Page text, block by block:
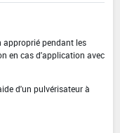
approprié pendant les
en cas d'application avec
d'un pulvérisateur à